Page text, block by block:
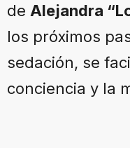
de Alejandra
los próximos
sedación, se
conciencia y la